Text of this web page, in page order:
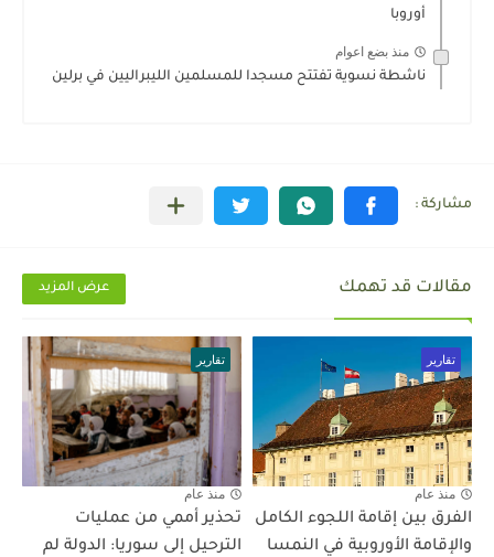
أوروبا
منذ بضع اعوام
ناشطة نسوية تفتتح مسجدا للمسلمين الليبراليين في برلين
مقالات قد تهمك عرض المزيد
تقارير
منذ عام
الفرق بين إقامة اللجوء الكامل
والإقامة الأوروبية في النمسا
تقارير
منذ عام
تحذير أممي من عمليات
الترحيل إلى سوريا: الدولة لم